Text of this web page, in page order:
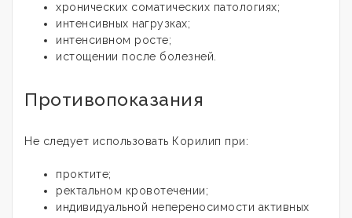
хронических соматических патологиях;
интенсивных нагрузках;
интенсивном росте;
истощении после болезней.
Противопоказания
Не следует использовать Корилип при:
проктите;
ректальном кровотечении;
индивидуальной непереносимости активных